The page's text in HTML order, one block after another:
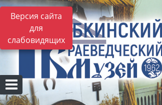
Версия сайта
для
слабовидящих